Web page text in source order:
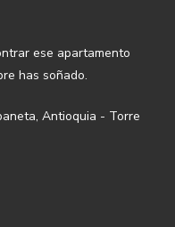
ese apartamento
has soñado.
Antioquia - Torre